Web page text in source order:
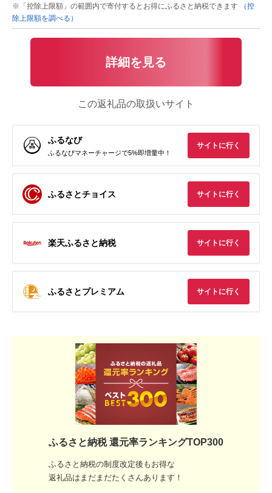
※「控除上限額」の範囲内で寄付するとお得にふるさと納税できます
（控
除上限額を調べる）
詳細を見る
この返礼品の取扱いサイト
ふるなび
ふるなびマネーチャージで5%即増量中！
サイトに行く
ふるさとチョイス サイトに行く
楽天ふるさと納税 サイトに行く
ふるさとプレミアム サイトに行く
ふるさと納税 還元率ランキングTOP300
ふるさと納税の制度改定後もお得な
返礼品はまだまだたくさんあります！